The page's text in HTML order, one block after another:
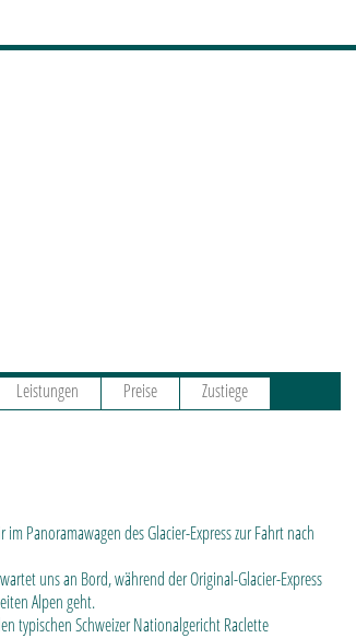
Leistungen Preise Zustiege
Panoramawagen des Glacier-Express zur Fahrt nach
uns an Bord, während der Original-Glacier-Express
Alpen geht.
typischen Schweizer Nationalgericht Raclette